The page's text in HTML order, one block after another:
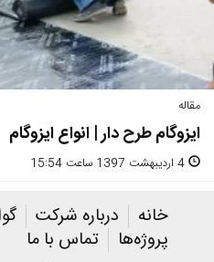
مقاله
ایزوگام طرح دار | انواع ایزوگام
4 اردیبهشت 1397 ساعت 15:54
خانه درباره شرکت
پروژه‌ها
تماس با ما